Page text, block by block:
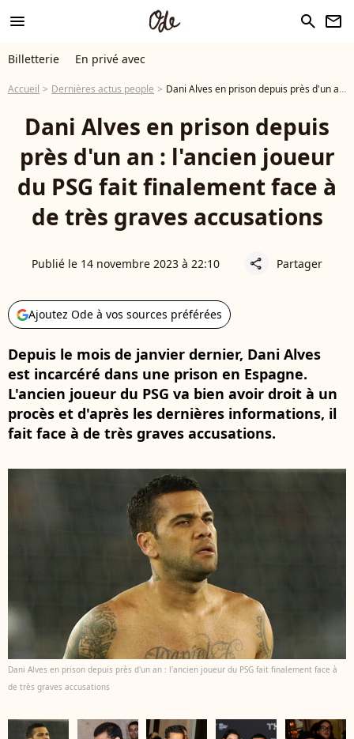
menu search newsletter
Billetterie En privé avec
Accueil Dernières actus people Dani Alves en prison depuis près d'un an : l'ancien joueur du PSG fait finalement face à de très graves accusations
Dani Alves en prison depuis
près d'un an : l'ancien joueur
du PSG fait finalement face à
de très graves accusations
Publié le 14 novembre 2023 à 22:10 share Partager
Ajoutez Ode à vos sources préférées
Depuis le mois de janvier dernier, Dani Alves
est incarcéré dans une prison en Espagne.
L'ancien joueur du PSG va bien avoir droit à un
procès et d'après les dernières informations, il
fait face à de très graves accusations.
Dani Alves en prison depuis près d'un an : l'ancien joueur du PSG fait finalement face à
de très graves accusations